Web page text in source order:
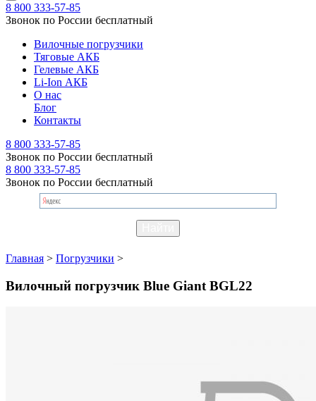
8 800 333-57-85
Звонок по России бесплатный
Вилочные погрузчики
Тяговые АКБ
Гелевые АКБ
Li-Ion АКБ
О нас
Блог
Контакты
8 800 333-57-85
Звонок по России бесплатный
8 800 333-57-85
Звонок по России бесплатный
Главная > Погрузчики >
Вилочный погрузчик Blue Giant BGL22